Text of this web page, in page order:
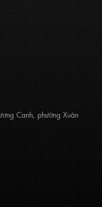
Canh, phường Xuân